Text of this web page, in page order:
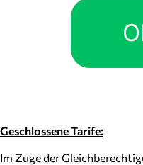
Geschlossene Tarife:
Im Zuge der